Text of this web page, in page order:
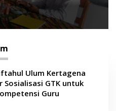
Ulum Kertagena
Sosialisasi GTK untuk
Guru